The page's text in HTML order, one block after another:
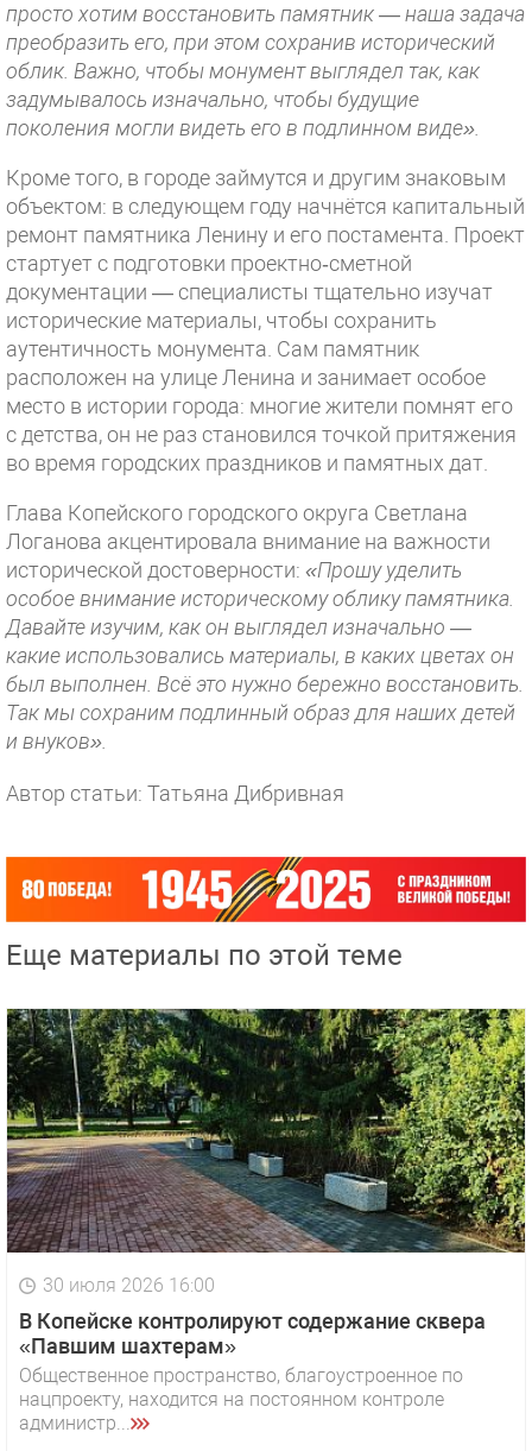
просто хотим восстановить памятник — наша задача
преобразить его, при этом сохранив исторический
облик. Важно, чтобы монумент выглядел так, как
задумывалось изначально, чтобы будущие
поколения могли видеть его в подлинном виде».
Кроме того, в городе займутся и другим знаковым
объектом: в следующем году начнётся капитальный
ремонт памятника Ленину и его постамента. Проект
стартует с подготовки проектно‑сметной
документации — специалисты тщательно изучат
исторические материалы, чтобы сохранить
аутентичность монумента. Сам памятник
расположен на улице Ленина и занимает особое
место в истории города: многие жители помнят его
с детства, он не раз становился точкой притяжения
во время городских праздников и памятных дат.
Глава Копейского городского округа Светлана
Логанова акцентировала внимание на важности
исторической достоверности: «Прошу уделить
особое внимание историческому облику памятника.
Давайте изучим, как он выглядел изначально —
какие использовались материалы, в каких цветах он
был выполнен. Всё это нужно бережно восстановить.
Так мы сохраним подлинный образ для наших детей
и внуков».
Автор статьи: Татьяна Дибривная
Еще материалы по этой теме
30 июля 2026 16:00
В Копейске контролируют содержание сквера
«Павшим шахтерам»
Общественное пространство, благоустроенное по
нацпроекту, находится на постоянном контроле
администр...